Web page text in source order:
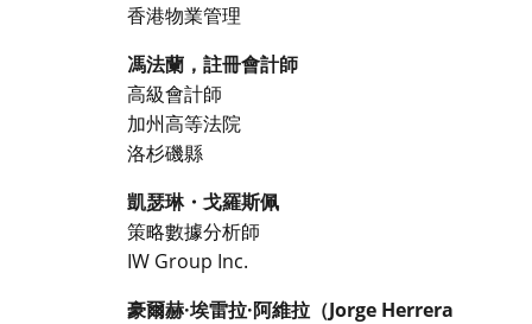
香港物業管理
馮法蘭，註冊會計師
高級會計師
加州高等法院
洛杉磯縣
凱瑟琳・戈羅斯佩
策略數據分析師
IW Group Inc.
豪爾赫·埃雷拉·阿維拉（Jorge Herrera